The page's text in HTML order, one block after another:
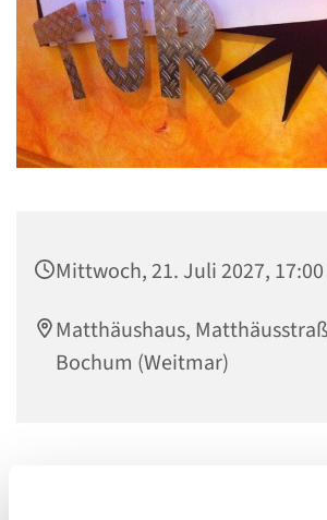
Mittwoch, 21. Juli 2027,
Matthäushaus,
Bochum (Weitmar)